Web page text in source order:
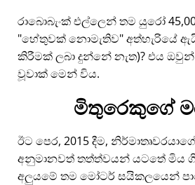
රාබොබැංක් එල්ලෙන් තම යුරෝ
හේතුවක් නොමැතිව අත්හැරියේ
කිරීමක් ලබා දුන්නේ නැත)? එය
වූවාක් මෙන් විය.
මිතුරෙකුගේ
ඊට පෙර, 2015 දීම,
අනුමානවත් තත්ත්වයන් යටතේ මිය
අලුයමේ තම මෝටර් සයිකලයෙන්